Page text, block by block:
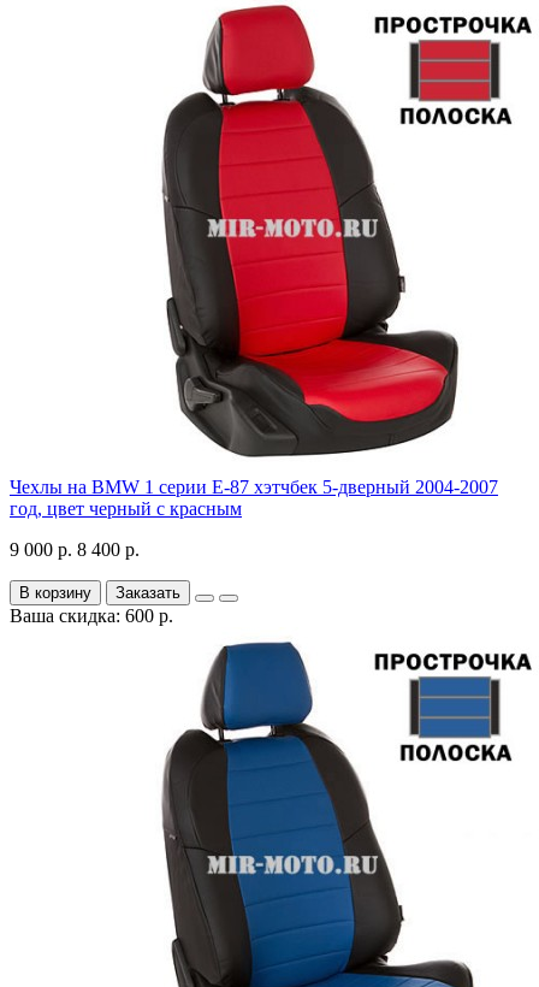
Чехлы на BMW 1 серии Е-87 хэтчбек 5-дверный 2004-2007
год, цвет черный с красным
9 000 р. 8 400 р.
В корзину Заказать
Ваша скидка: 600 р.